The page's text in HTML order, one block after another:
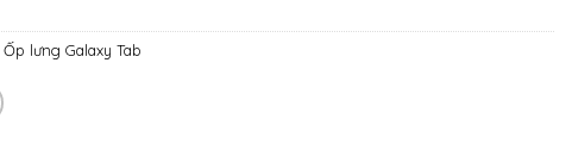
Ốp lưng Galaxy Tab